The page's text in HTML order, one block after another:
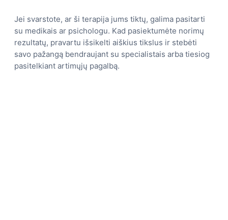
Jei svarstote, ar ši terapija jums tiktų, galima pasitarti
su medikais ar psichologu. Kad pasiektumėte norimų
rezultatų, pravartu išsikelti aiškius tikslus ir stebėti
savo pažangą bendraujant su specialistais arba tiesiog
pasitelkiant artimųjų pagalbą.